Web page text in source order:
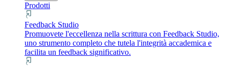
Prodotti
Feedback Studio
Promuovete l'eccellenza nella scrittura con Feedback Studio,
uno strumento completo che tutela l'integrità accademica e
facilita un feedback significativo.